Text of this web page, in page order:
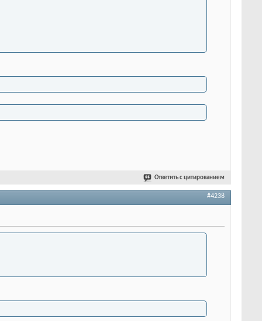
Ответить с цитированием
#4238